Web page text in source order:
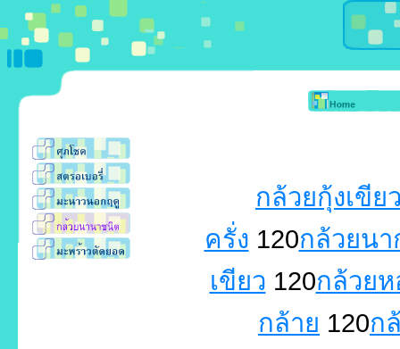
กล้วยกุ้งเขีย
ครั่ง 120กล้วยนา
เขียว 120กล้วย
กล้าย 120ก